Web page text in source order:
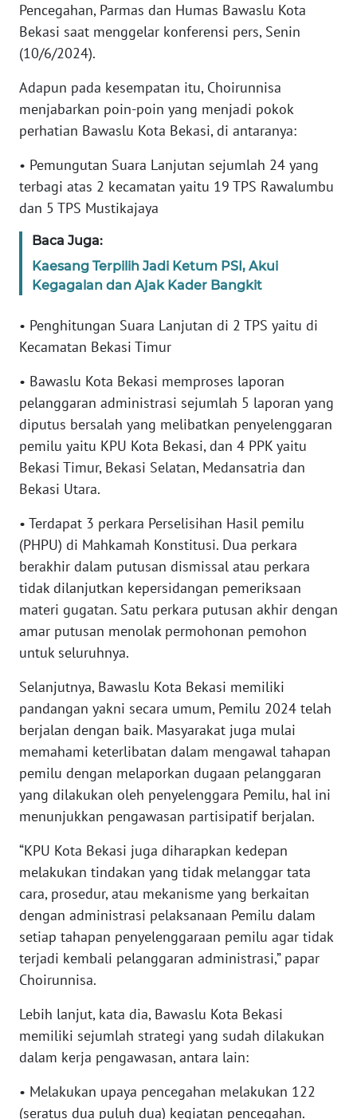
Pencegahan, Parmas dan Humas Bawaslu Kota
Bekasi saat menggelar konferensi pers, Senin
(10/6/2024).
Adapun pada kesempatan itu, Choirunnisa
menjabarkan poin-poin yang menjadi pokok
perhatian Bawaslu Kota Bekasi, di antaranya:
• Pemungutan Suara Lanjutan sejumlah 24 yang
terbagi atas 2 kecamatan yaitu 19 TPS Rawalumbu
dan 5 TPS Mustikajaya
Baca Juga:
Kaesang Terpilih Jadi Ketum PSI, Akui
Kegagalan dan Ajak Kader Bangkit
• Penghitungan Suara Lanjutan di 2 TPS yaitu di
Kecamatan Bekasi Timur
• Bawaslu Kota Bekasi memproses laporan
pelanggaran administrasi sejumlah 5 laporan yang
diputus bersalah yang melibatkan penyelenggaran
pemilu yaitu KPU Kota Bekasi, dan 4 PPK yaitu
Bekasi Timur, Bekasi Selatan, Medansatria dan
Bekasi Utara.
• Terdapat 3 perkara Perselisihan Hasil pemilu
(PHPU) di Mahkamah Konstitusi. Dua perkara
berakhir dalam putusan dismissal atau perkara
tidak dilanjutkan kepersidangan pemeriksaan
materi gugatan. Satu perkara putusan akhir dengan
amar putusan menolak permohonan pemohon
untuk seluruhnya.
Selanjutnya, Bawaslu Kota Bekasi memiliki
pandangan yakni secara umum, Pemilu 2024 telah
berjalan dengan baik. Masyarakat juga mulai
memahami keterlibatan dalam mengawal tahapan
pemilu dengan melaporkan dugaan pelanggaran
yang dilakukan oleh penyelenggara Pemilu, hal ini
menunjukkan pengawasan partisipatif berjalan.
“KPU Kota Bekasi juga diharapkan kedepan
melakukan tindakan yang tidak melanggar tata
cara, prosedur, atau mekanisme yang berkaitan
dengan administrasi pelaksanaan Pemilu dalam
setiap tahapan penyelenggaraan pemilu agar tidak
terjadi kembali pelanggaran administrasi,” papar
Choirunnisa.
Lebih lanjut, kata dia, Bawaslu Kota Bekasi
memiliki sejumlah strategi yang sudah dilakukan
dalam kerja pengawasan, antara lain:
• Melakukan upaya pencegahan melakukan 122
(seratus dua puluh dua) kegiatan pencegahan.
WN
RIAU
WN
SERAMBI
JAMBI
WN
WN
NTB
WN
SULTENG
WN
SULBAR
WN
BABEL
SUMBAR
WN
SUMSEL
BENGKULU
WN
LAMPUNG
JATENG
WN
NUSANTARA
JOGJA
WN
JATIM
WN
WN
KALBAR
WN
KALTENG